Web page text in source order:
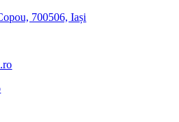
700506, Iași